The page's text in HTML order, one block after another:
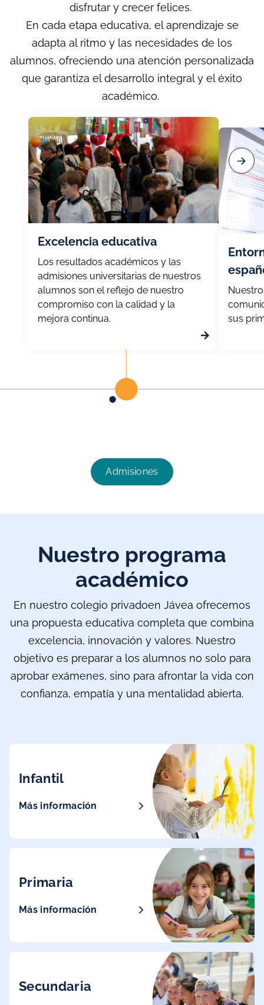
disfrutar y crecer felices.
En cada etapa educativa, el aprendizaje se
adapta al ritmo y las necesidades de los
alumnos, ofreciendo una atención personalizada
que garantiza el desarrollo integral y el éxito
académico.
Excelencia educativa
Los resultados académicos y las
admisiones universitarias de nuestros
alumnos son el reflejo de nuestro
compromiso con la calidad y la
mejora continua.
sus
Admisiones
Nuestro programa
académico
En nuestro colegio privadoen Jávea ofrecemos
una propuesta educativa completa que combina
excelencia, innovación y valores. Nuestro
objetivo es preparar a los alumnos no solo para
aprobar exámenes, sino para afrontar la vida con
confianza, empatía y una mentalidad abierta.
Infantil
Más información
Primaria
Más información
Secundaria